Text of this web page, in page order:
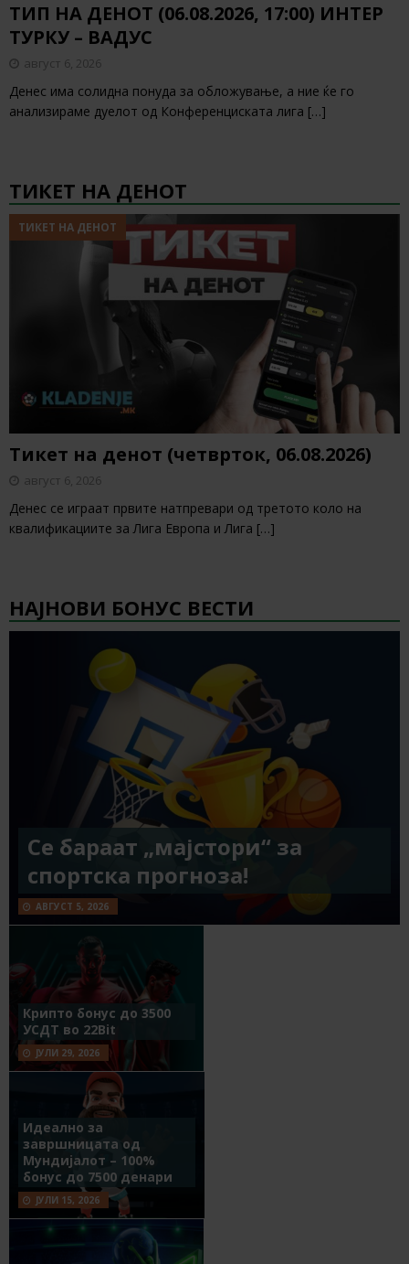
ТИП НА ДЕНОТ (06.08.2026, 17:00) ИНТЕР
ТУРКУ – ВАДУС
август 6, 2026
Денес има солидна понуда за обложување, а ние ќе го
анализираме дуелот од Конференциската лига […]
ТИКЕТ НА ДЕНОТ
ТИКЕТ НА ДЕНОТ
Тикет на денот (четврток, 06.08.2026)
август 6, 2026
Денес се играат првите натпревари од третото коло на
квалификациите за Лига Европа и Лига […]
НАЈНОВИ БОНУС ВЕСТИ
Се бараат „мајстори“ за
спортска прогноза!
АВГУСТ 5, 2026
Крипто бонус до 3500
УСДТ во 22Bit
ЈУЛИ 29, 2026
Идеално за
завршницата од
Мундијалот – 100%
бонус до 7500 денари
ЈУЛИ 15, 2026